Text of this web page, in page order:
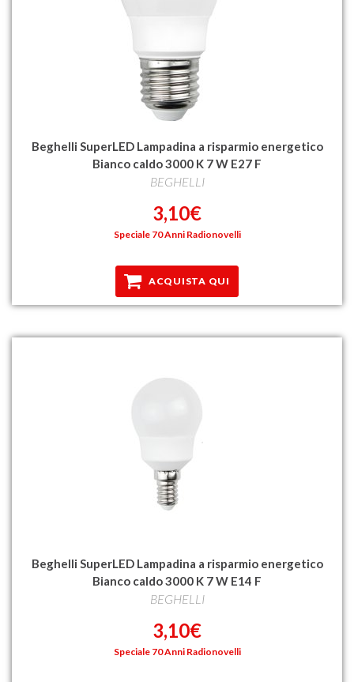
Beghelli SuperLED Lampadina a risparmio energetico
Bianco caldo 3000 K 7 W E27 F
BEGHELLI
3,10€
Speciale 70 Anni Radionovelli
ACQUISTA QUI
Beghelli SuperLED Lampadina a risparmio energetico
Bianco caldo 3000 K 7 W E14 F
BEGHELLI
3,10€
Speciale 70 Anni Radionovelli